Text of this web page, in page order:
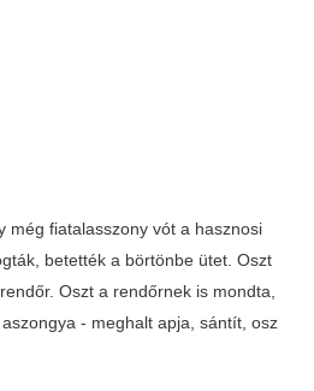
még fiatalasszony vót a hasznosi
betették a börtönbe ütet. Oszt
Oszt a rendőrnek is mondta,
- meghalt apja, sántít, osz